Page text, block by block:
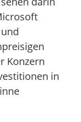
Konzern
in